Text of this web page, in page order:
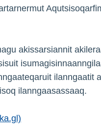
akissarsiannit
ilanngaatit
ilanngaasassaaq.